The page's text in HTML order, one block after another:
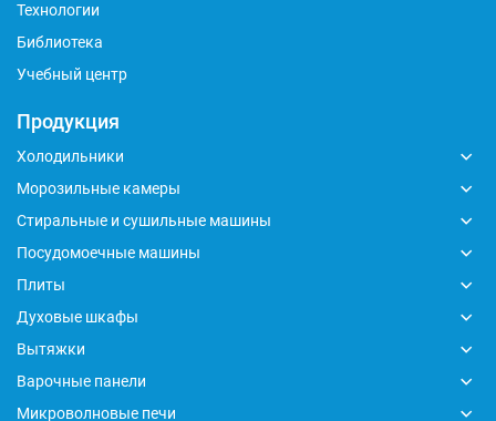
Технологии
Библиотека
Учебный центр
Продукция
Холодильники
Морозильные камеры
Стиральные и сушильные машины
Посудомоечные машины
Плиты
Духовые шкафы
Вытяжки
Варочные панели
Микроволновые печи